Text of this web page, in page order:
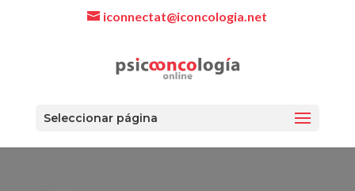
iconnectat@iconcologia.net
Seleccionar página